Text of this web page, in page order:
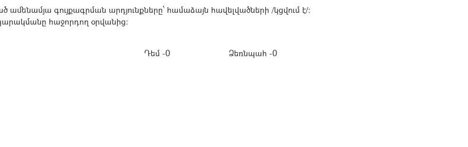
գույքագրման արդյունքները՝ համաձայն հավելվածների /կցվում է/:
հաջորդող օրվանից:
Դեմ -0 Ձեռնպահ -0